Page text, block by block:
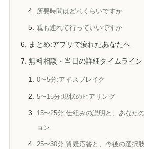
所要時間はどれくらいですか
親も連れて行っていいですか
まとめ:アプリで疲れたあなたへ
無料相談・当日の詳細タイムライン
0〜5分:アイスブレイク
5〜15分:現状のヒアリング
15〜25分:仕組みの説明と、あなた
ョン
25〜30分:質疑応答と、今後の選択